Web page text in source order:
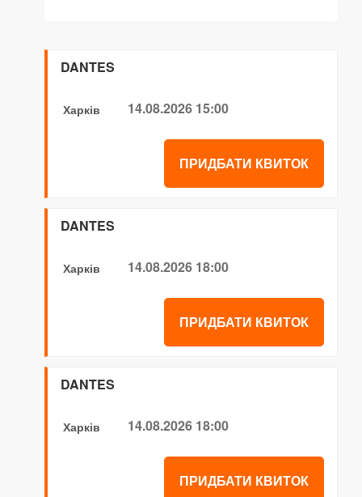
DANTES
Харків 14.08.2026 15:00
ПРИДБАТИ КВИТОК
DANTES
Харків 14.08.2026 18:00
ПРИДБАТИ КВИТОК
DANTES
Харків 14.08.2026 18:00
ПРИДБАТИ КВИТОК